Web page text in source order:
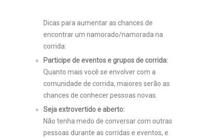
Dicas para aumentar as chances de
encontrar um namorado/namorada na
corrida:
Participe de eventos e grupos de corrida:
Quanto mais você se envolver com a
comunidade de corrida, maiores serão as
chances de conhecer pessoas novas.
Seja extrovertido e aberto:
Não tenha medo de conversar com outras
pessoas durante as corridas e eventos, e